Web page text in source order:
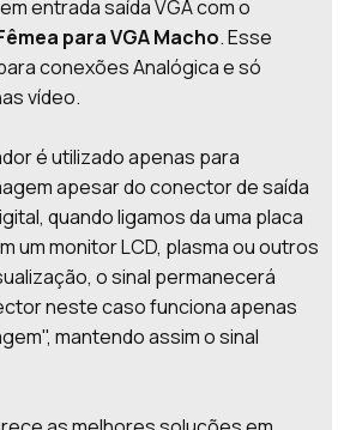
entrada saída VGA com o
para VGA Macho. Esse
conexões Analógica e só
vídeo.
é utilizado apenas para
apesar do conector de saída
quando ligamos da uma placa
um monitor LCD, plasma ou outros
o sinal permanecerá
neste caso funciona apenas
mantendo assim o sinal